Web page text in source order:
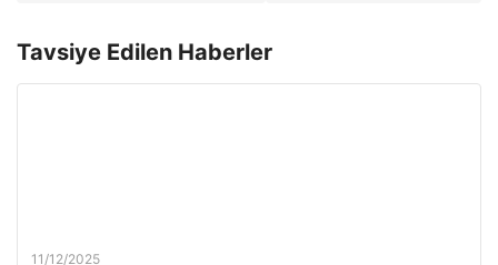
Tavsiye Edilen Haberler
11/12/2025